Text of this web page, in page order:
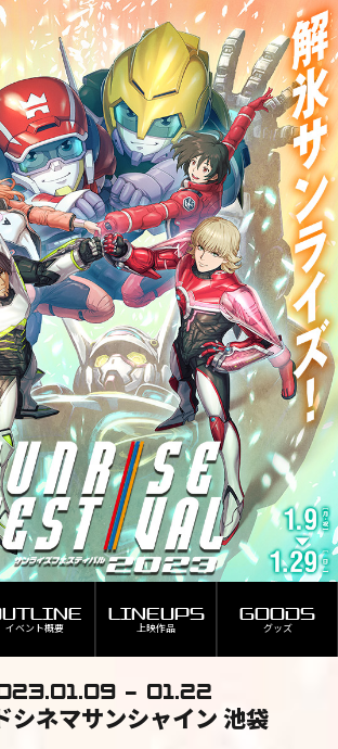
イベント概要
LINEUPS
上映作品
GOODS
グッズ
- 01.22
シネマサンシャイン 池袋